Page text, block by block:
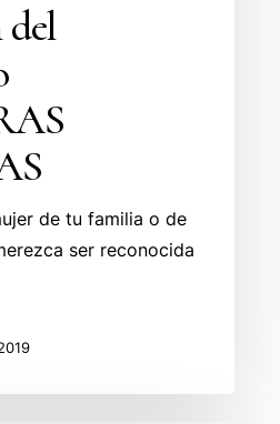
de tu familia o de
ser reconocida